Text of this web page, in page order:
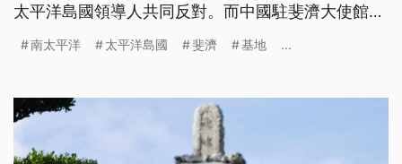
太平洋島國領導人共同反對。而中國駐斐濟大使館今
基地，強調相關說法毫無根據、都是別有用心。
南太平洋 太平洋島國 斐濟 基地 ...